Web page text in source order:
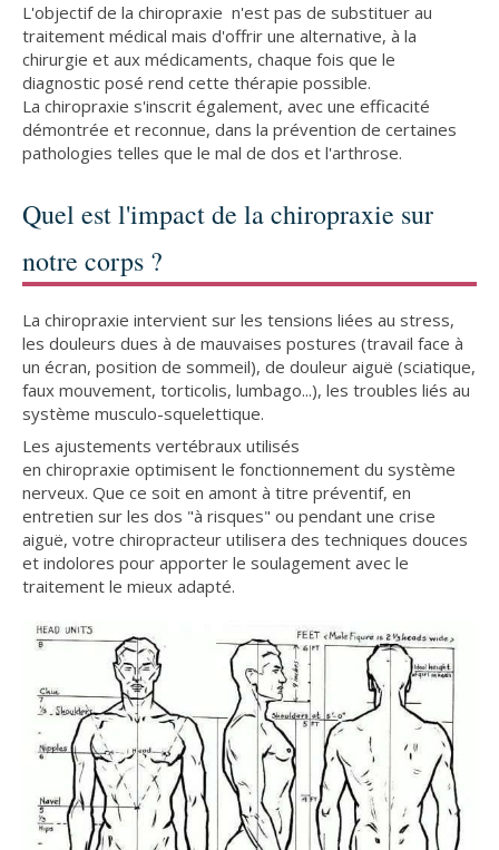
L'objectif de la chiropraxie n'est pas de substituer au
traitement médical mais d'offrir une alternative, à la
chirurgie et aux médicaments, chaque fois que le
diagnostic posé rend cette thérapie possible.
La chiropraxie s'inscrit également, avec une efficacité
démontrée et reconnue, dans la prévention de certaines
pathologies telles que le mal de dos et l'arthrose.
Quel est l'impact de la chiropraxie sur
notre corps ?
La chiropraxie intervient sur les tensions liées au stress,
les douleurs dues à de mauvaises postures (travail face à
un écran, position de sommeil), de douleur aiguë (sciatique,
faux mouvement, torticolis, lumbago...), les troubles liés au
système musculo-squelettique.
Les ajustements vertébraux utilisés
en chiropraxie optimisent le fonctionnement du système
nerveux. Que ce soit en amont à titre préventif, en
entretien sur les dos "à risques" ou pendant une crise
aiguë, votre chiropracteur utilisera des techniques douces
et indolores pour apporter le soulagement avec le
traitement le mieux adapté.